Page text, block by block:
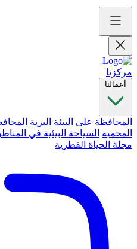
مركزنا
أعمالنا
المحافظة على البيئة البرية
المحمية السياحة البيئية في
مجلة الحياة الفطرية